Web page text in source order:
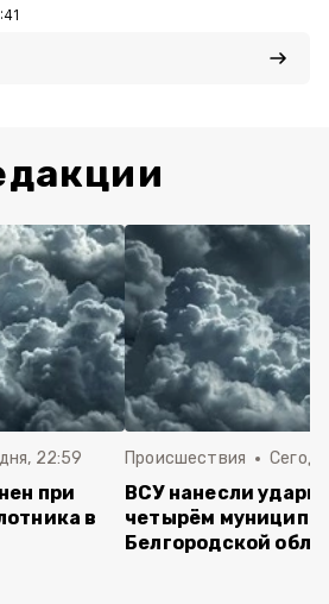
22:59
при
в
Происшествия
ВСУ нанесли удары
четырём
Белгородской